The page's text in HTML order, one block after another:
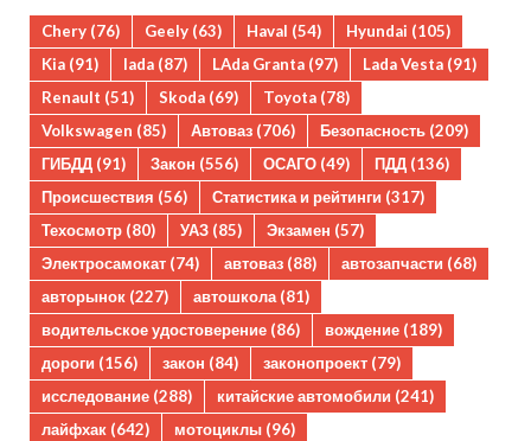
Chery (76) Geely (63) Haval (54) Hyundai (105)
Kia (91) lada (87) LAda Granta (97) Lada Vesta (91)
Renault (51) Skoda (69) Toyota (78)
Volkswagen (85) Автоваз (706) Безопасность (209)
ГИБДД (91) Закон (556) ОСАГО (49) ПДД (136)
Происшествия (56) Статистика и рейтинги (317)
Техосмотр (80) УАЗ (85) Экзамен (57)
Электросамокат (74) автоваз (88) автозапчасти (68)
авторынок (227) автошкола(81)
водительское удостоверение (86) вождение (189)
дороги (156) закон (84) законопроект (79)
исследование (288) китайские автомобили (241)
лайфхак (642) мотоциклы (96)